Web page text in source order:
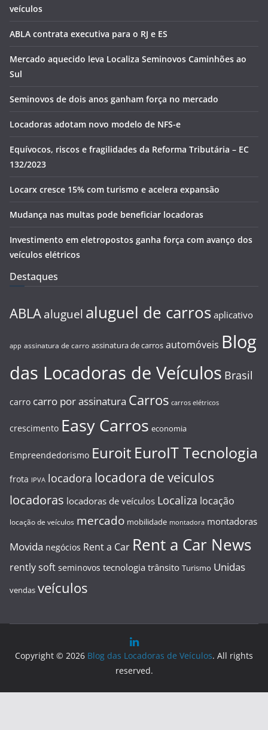
veículos
ABLA contrata executiva para o RJ e ES
Mercado aquecido leva Localiza Seminovos Caminhões ao
Sul
Seminovos de dois anos ganham força no mercado
Locadoras adotam novo modelo de NFS-e
Equívocos, riscos e fragilidades da Reforma Tributária – EC
132/2023
Locarx cresce 15% com turismo e acelera expansão
Mudança nas multas pode beneficiar locadoras
Investimento em eletropostos ganha força com avanço dos
veículos elétricos
Destaques
ABLA aluguel aluguel de carros aplicativo
app assinatura de carro assinatura de carros automóveis Blog
das Locadoras de Veículos Brasil
carro carro por assinatura Carros carros elétricos
crescimento Easy Carros economia
Empreendedorismo Euroit EuroIT Tecnologia
frota IPVA locadora locadora de veiculos
locadoras locadoras de veículos Localiza locação
locação de veículos mercado mobilidade montadora montadoras
Movida negócios Rent a Car Rent a Car News
rently soft seminovos tecnologia trânsito Turismo Unidas
vendas veículos
Copyright © 2026 Blog das Locadoras de Veículos. All rights
reserved.